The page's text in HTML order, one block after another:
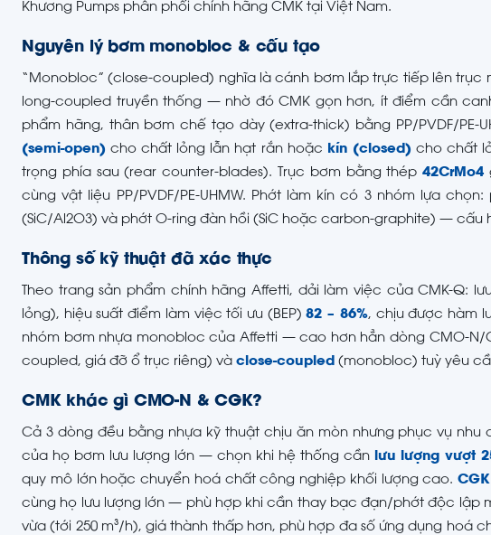
Khương Pumps phân phối chính hãng CMK tại Việt Nam.
Nguyên lý bơm monobloc & cấu tạo
“Monobloc” (close-coupled) nghĩa là cánh bơm lắp trực tiếp lên
long-coupled truyền thống — nhờ đó CMK gọn hơn, ít điểm cần
phẩm hãng, thân bơm chế tạo dày (extra-thick) bằng PP/PVDF/
(semi-open) cho chất lỏng lẫn hạt rắn hoặc kín (closed)cho chất
trọng phía sau (rear counter-blades). Trục bơm bằng thép42CrMo4
cùng vật liệu PP/PVDF/PE-UHMW. Phớt làm kín có 3 nhóm lựa
(SiC/Al2O3) và phớt O-ring đàn hồi (SiC hoặc carbon-graphite) —
Thông số kỹ thuật đã xác thực
Theo trang sản phẩm chính hãng Affetti, dải làm việc của CMK-Q:
lỏng), hiệu suất điểm làm việc tối ưu (BEP)82 – 86%, chịu được hàm
nhóm bơm nhựa monobloc của Affetti — cao hơn hẳn dòng CMO-N/
coupled, giá đỡ ổ trục riêng) và close-coupled (monobloc) tuỳ yêu
CMK khác gì CMO-N & CGK?
Cả 3 dòng đều bằng nhựa kỹ thuật chịu ăn mòn nhưng phục vụ nhu
của họ bơm lưu lượng lớn — chọn khi hệ thống cần lưu lượng vượt
quy mô lớn hoặc chuyển hoá chất công nghiệp khối lượng cao. CGK
cùng họ lưu lượng lớn — phù hợp khi cần thay bạc đạn/phớt độc lập
vừa (tới 250 m³/h), giá thành thấp hơn, phù hợp đa số ứng dụng hoá